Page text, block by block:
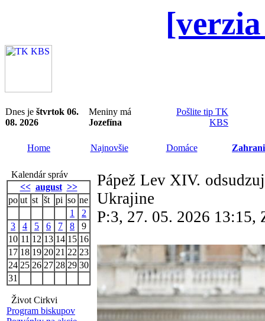
Dnes je štvrtok 06.
08. 2026
Meniny má
Jozefína
Pošlite tip TK
KBS
Home Najnovšie Domáce
Kalendár správ
<< august >>
po ut st št pi so ne
1
2
3
4 5 6 7 8
9
10 11 12 13 14 15 16
17 18 19 20 21 22 23
24 25 26 27 28 29 30
31
Život Cirkvi
Program biskupov
Pápež Lev XIV.
Ukrajine
P:3, 27. 05. 2026 13:15,